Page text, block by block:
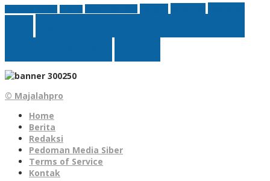
© Majalahpro
Home
Berita
Redaksi
Pedoman Media Siber
Terms of Service
Kontak